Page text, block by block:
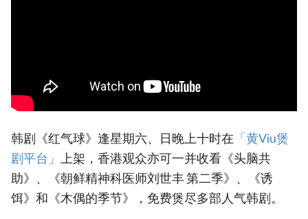
韩剧《红气球》逢星期六、日晚上十时在 「黄Viu煲
剧平台」 上架，香港观众亦可一并收看《头脑共
助》、《朝鲜精神科医师刘世丰 第二季》、《诱
饵》和《木偶的季节》，免费煲尽多部人气韩剧。